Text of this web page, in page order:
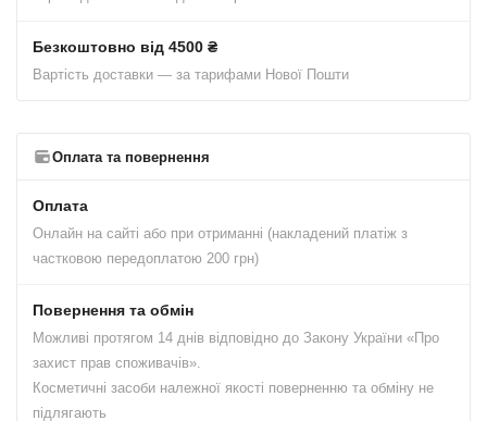
Безкоштовно від 4500 ₴
Вартість доставки — за тарифами Нової Пошти
Оплата та повернення
Оплата
Онлайн на сайті або при отриманні (накладений платіж з
частковою передоплатою 200 грн)
Повернення та обмін
Можливі протягом 14 днів відповідно до Закону України «Про
захист прав споживачів».
Косметичні засоби належної якості поверненню та обміну не
підлягають